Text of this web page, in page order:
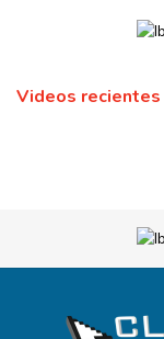
Videos recientes